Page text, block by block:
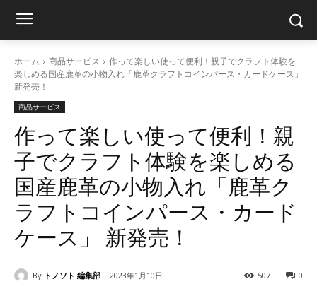
ホーム 商品サービス
作って楽しい使って便利！親子でクラフト体験を
楽しめる国産鹿革の小物入れ「鹿革クラフトコインパース・カードケース」
新発売！
商品サービス
作って楽しい使って便利！親
子でクラフト体験を楽しめる
国産鹿革の小物入れ「鹿革ク
ラフトコインパース・カード
ケース」 新発売！
By トノソト 編集部 2023年1月10日 0
507